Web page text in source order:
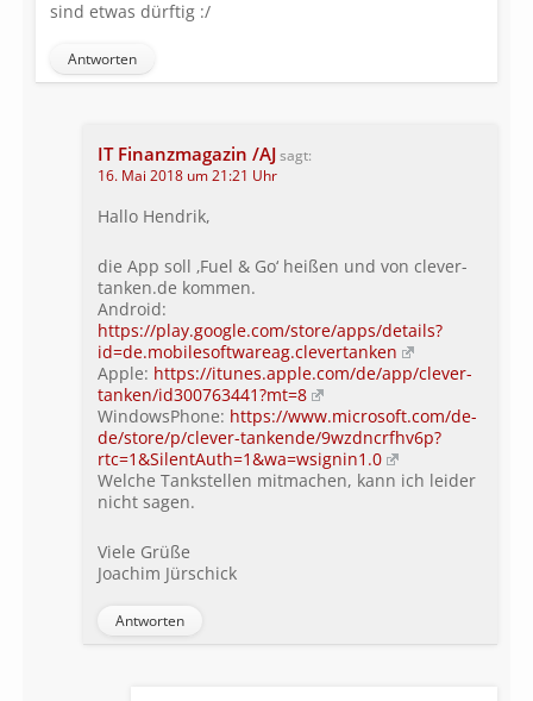
sind etwas dürftig :/
Antworten
IT Finanzmagazin /AJsagt:
16. Mai 2018 um 21:21 Uhr
Hallo Hendrik,
die App soll ‚Fuel & Go‘ heißen und von clever-
tanken.de kommen.
Android:
https://play.google.com/store/apps/details?
id=de.mobilesoftwareag.clevertanken
Apple: https://itunes.apple.com/de/app/clever-
tanken/id300763441?mt=8
WindowsPhone: https://www.microsoft.com/de-
de/store/p/clever-tankende/9wzdncrfhv6p?
rtc=1&SilentAuth=1&wa=wsignin1.0
Welche Tankstellen mitmachen, kann ich leider
nicht sagen.
Viele Grüße
Joachim Jürschick
Antworten